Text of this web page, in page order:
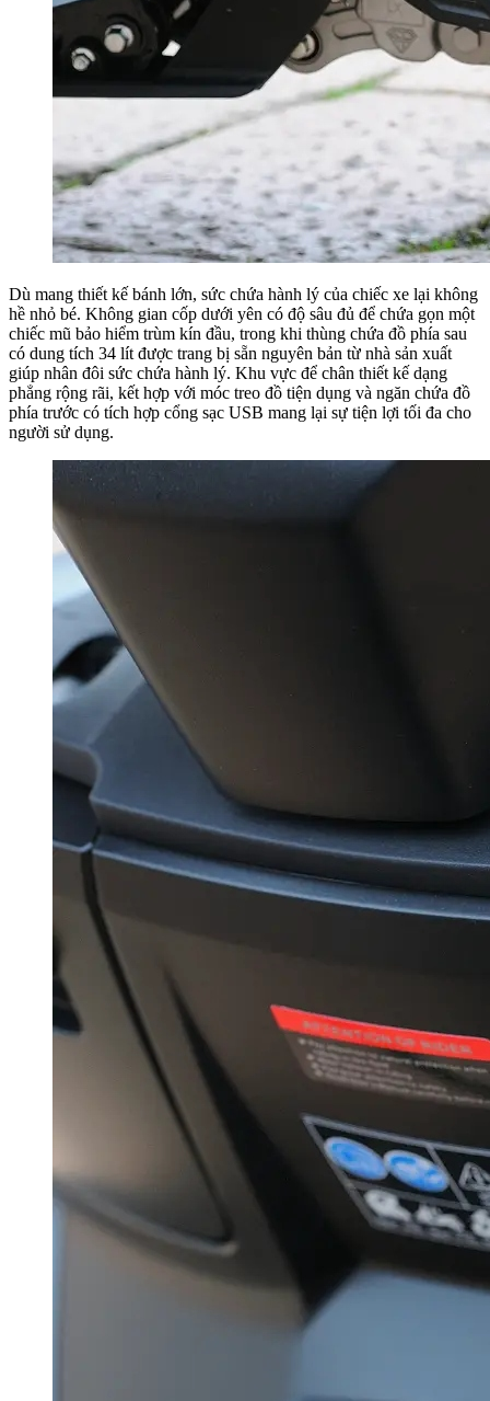
Dù mang thiết kế bánh lớn, sức chứa hành lý của chiếc xe lại không
hề nhỏ bé. Không gian cốp dưới yên có độ sâu đủ để chứa gọn một
chiếc mũ bảo hiểm trùm kín đầu, trong khi thùng chứa đồ phía sau
có dung tích 34 lít được trang bị sẵn nguyên bản từ nhà sản xuất
giúp nhân đôi sức chứa hành lý. Khu vực để chân thiết kế dạng
phẳng rộng rãi, kết hợp với móc treo đồ tiện dụng và ngăn chứa đồ
phía trước có tích hợp cổng sạc USB mang lại sự tiện lợi tối đa cho
người sử dụng.